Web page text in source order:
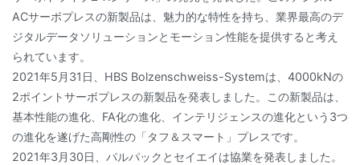
ACサーボプレスの新製品は、魅力的な特性を持ち、業界最高のデ
ジタルデータソリューションとモーション性能を提供すると考え
られています。
2021年5月31日、HBS Bolzenschweiss-Systemは、4000kNの
2ポイントサーボプレスの新製品を発表しました。この新製品は、
基本性能の進化、FA化の進化、インテリジェンスの進化という3つ
の進化を遂げた高剛性の「タフ＆スマート」プレスです。
2021年3月30日、パルパックとセイエイは協業を発表しました。